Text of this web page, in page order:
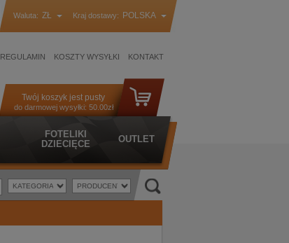
Waluta: ZŁ Kraj dostawy: POLSKA
REGULAMIN KOSZTY WYSYŁKI KONTAKT
Twój koszyk jest pusty
do darmowej wysyłki: 50.00zł
FOTELIKI
DZIECIĘCE
OUTLET